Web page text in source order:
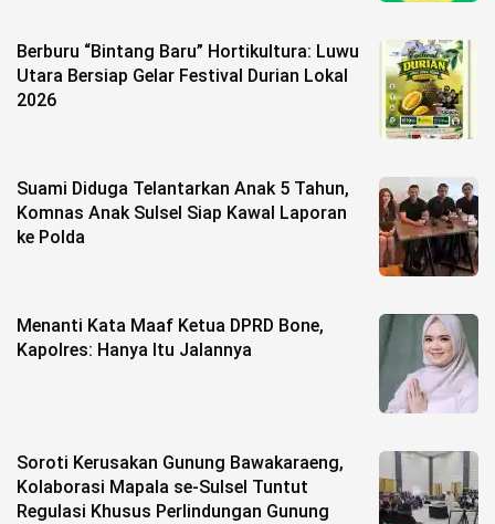
Berburu “Bintang Baru” Hortikultura: Luwu
Utara Bersiap Gelar Festival Durian Lokal
2026
Suami Diduga Telantarkan Anak 5 Tahun,
Komnas Anak Sulsel Siap Kawal Laporan
ke Polda
Menanti Kata Maaf Ketua DPRD Bone,
Kapolres: Hanya Itu Jalannya
Soroti Kerusakan Gunung Bawakaraeng,
Kolaborasi Mapala se-Sulsel Tuntut
Regulasi Khusus Perlindungan Gunung